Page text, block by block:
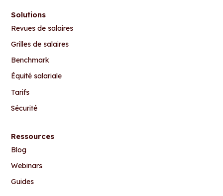
Solutions
Revues de salaires
Grilles de salaires
Benchmark
Équité salariale
Tarifs
Sécurité
Ressources
Blog
Webinars
Guides